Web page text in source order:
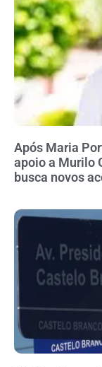
Após Maria
apoio a Murilo
busca novos